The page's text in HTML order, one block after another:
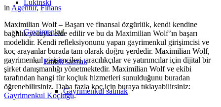
Lukinski
Gayrimenkul
Emlak satmak
Gayrimenkul satmak
in Agentur,Finans
Maximilian Wolf – Başarı ve finansal özgürlük, kendi kendine
bağlılık yoluyla elde edilir ve bu da Maximilian Wolf’ın başarı
modelidir. Kendi refleksiyonunu yapan gayrimenkul girişimcisi ve
koç arayanlar burada tam olarak doğru yerdedir. Maximilian Wolf,
gayrimenkul girişimcileri, aracılıkçılar ve yatırımcılar için dijital bir
şirket danışmanlığı yönetmektedir. Maximilian Wolf ve ekibi
tarafından hangi tür koçluk hizmetleri sunulduğunu buradan
öğrenebilirsiniz. Daha fazla koç için buraya tıklayabilirsiniz:
Gayrimenkul Koçluğu.